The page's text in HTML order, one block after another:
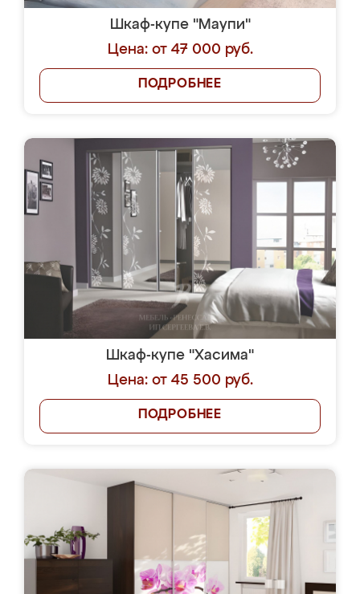
Шкаф-купе "Маупи"
Цена: от 47 000 руб.
ПОДРОБНЕЕ
Шкаф-купе "Хасима"
Цена: от 45 500 руб.
ПОДРОБНЕЕ